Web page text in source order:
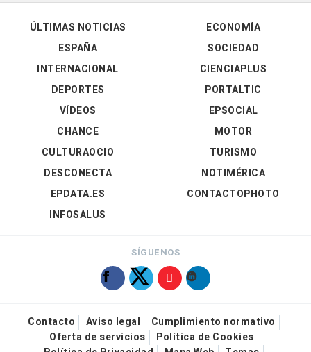
ÚLTIMAS NOTICIAS
ESPAÑA
INTERNACIONAL
DEPORTES
VÍDEOS
ECONOMÍA
SOCIEDAD
CIENCIAPLUS
PORTALTIC
EPSOCIAL
CHANCE
CULTURAOCIO
DESCONECTA
EPDATA.ES
INFOSALUS
MOTOR
TURISMO
NOTIMÉRICA
CONTACTOPHOTO
SÍGUENOS
Contacto Aviso legal
Cumplimiento normativo
Oferta de servicios
Política de Cookies